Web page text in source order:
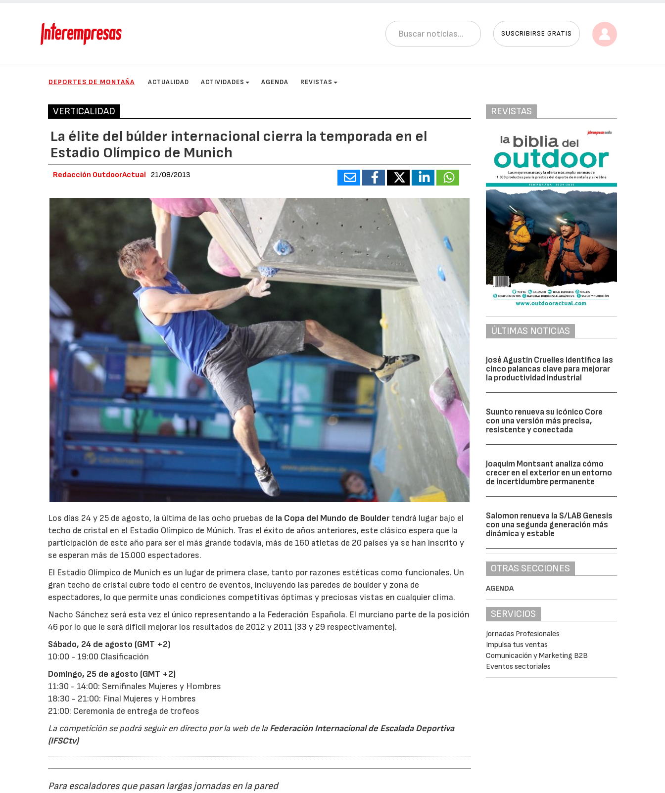
SUSCRIBIRSE GRATIS
DEPORTES DE MONTAÑA ACTUALIDAD ACTIVIDADES AGENDA REVISTAS
VERTICALIDAD
La élite del búlder internacional cierra la temporada en el
Estadio Olímpico de Munich
Redacción OutdoorActual 21/08/2013
Los días 24 y 25 de agosto, la última de las ocho pruebas de la Copa del Mundo de Bouldertendrá lugar bajo el
techo de cristal en el Estadio Olímpico de Múnich. Tras el éxito de años anteriores, este clásico espera que la
participación de este año para ser el más grande todavía, más de 160 atletas de 20 países ya se han inscrito y
se esperan más de 15.000 espectadores.
El Estadio Olímpico de Munich es un lugar de primera clase, tanto por razones estéticas como funcionales. Un
gran techo de cristal cubre todo el centro de eventos, incluyendo las paredes de boulder y zona de
espectadores, lo que permite unas condiciones competitivas óptimas y preciosas vistas en cualquier clima.
Nacho Sánchez será esta vez el único representando a la Federación Española. El murciano parte de la posición
46 por lo que le será difícil mejorar los resultados de 2012 y 2011 (33 y 29 respectivamente).
Sábado, 24 de agosto (GMT +2)
10:00 - 19:00 Clasificación
Domingo, 25 de agosto (GMT +2)
11:30 - 14:00: Semifinales Mujeres y Hombres
18:30 - 21:00: Final Mujeres y Hombres
21:00: Ceremonia de entrega de trofeos
La competición se podrá seguir en directo por la web de la Federación Internacional de Escalada Deportiva
(IFSCtv)
Para escaladores que pasan largas jornadas en la pared
REVISTAS
ÚLTIMAS NOTICIAS
José Agustín Cruelles identifica las
cinco palancas clave para mejorar
la productividad industrial
Suunto renueva su icónico Core
con una versión más precisa,
resistente y conectada
Joaquim Montsant analiza cómo
crecer en el exterior en un entorno
de incertidumbre permanente
Salomon renueva la S/LAB Genesis
con una segunda generación más
dinámica y estable
OTRAS SECCIONES
AGENDA
SERVICIOS
Jornadas Profesionales
Impulsa tus ventas
Comunicación y Marketing B2B
Eventos sectoriales